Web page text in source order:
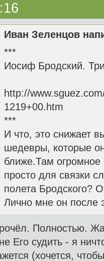
Иван Зеленцов
***
Иосиф Бродский.
http://
1219+00.htm
***
И что, это снижает
шедевры, которые
ближе.Там огромное
просто для связки
полета Бродского?
Лично мне он после
Полностью.
Его судить - я
(хочется,